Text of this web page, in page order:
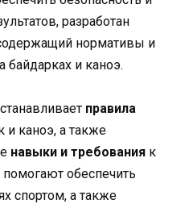
разработан
нормативы и
байдарках и каноэ.
правила
и каноэ, а также
навыки и требования к
обеспечить
спортом, а также